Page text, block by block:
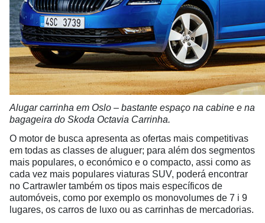
Alugar carrinha em Oslo – bastante espaço na cabine e na
bagageira do Skoda Octavia Carrinha.
O motor de busca apresenta as ofertas mais competitivas
em todas as classes de aluguer; para além dos segmentos
mais populares, o económico e o compacto, assi como as
cada vez mais populares viaturas SUV, poderá encontrar
no Cartrawler também os tipos mais específicos de
automóveis, como por exemplo os monovolumes de 7 i 9
lugares, os carros de luxo ou as carrinhas de mercadorias.